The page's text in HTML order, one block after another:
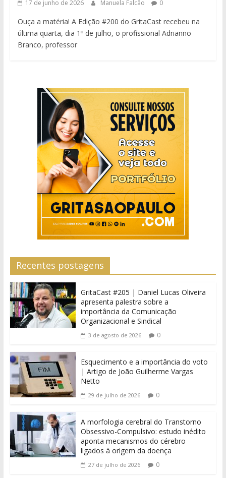
17 de junho de 2026 Manuela Falcão 0
Ouça a matéria! A Edição #200 do GritaCast recebeu na
última quarta, dia 1º de julho, o profissional Adrianno
Branco, professor
Recentes postagens
GritaCast #205 | Daniel Lucas Oliveira
apresenta palestra sobre a
importância da Comunicação
Organizacional e Sindical
3 de agosto de 2026 0
Esquecimento e a importância do voto
| Artigo de João Guilherme Vargas
Netto
29 de julho de 2026 0
A morfologia cerebral do Transtorno
Obsessivo-Compulsivo: estudo inédito
aponta mecanismos do cérebro
ligados à origem da doença
27 de julho de 2026 0